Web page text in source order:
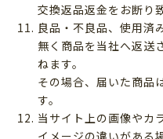
交換返品返金をお断り
良品・不良品、使用済
無く商品を当社へ返送
ねます。
その場合、届いた商品
す。
当サイト上の画像やカ
イメージの違いがある